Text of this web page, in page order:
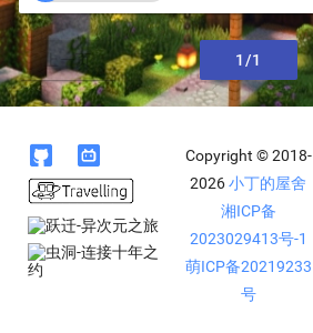
上一页 1/1
 
Copyright © 2018-
2026小丁的屋舍
湘ICP备
2023029413号-1
萌ICP备20219233
号